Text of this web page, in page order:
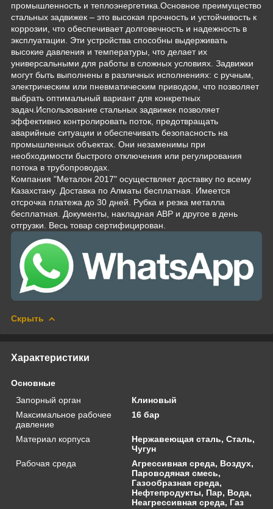
промышленность и теплоэнергетика.Основное преимущество
стальных задвижек – это высокая прочность и устойчивость к
коррозии, что обеспечивает долговечность и надежность в
эксплуатации. Эти устройства способны выдерживать
высокие давления и температуры, что делает их
универсальными для работы в сложных условиях. Задвижки
могут быть выполнены в различных исполнениях: с ручным,
электрическим или пневматическим приводом, что позволяет
выбрать оптимальный вариант для конкретных
задач.Использование стальных задвижек позволяет
эффективно контролировать поток, предотвращать
аварийные ситуации и обеспечивать безопасность на
промышленных объектах. Они незаменимы при
необходимости быстрого отключения или регулирования
потока в трубопроводах.
Компания "Металон 2017" осуществляет доставку по всему
Казахстану. Доставка по Алматы бесплатная. Имеется
отсрочка платежа до 30 дней. Рубка и резка металла
бесплатная. Документы, накладная АВР и другое в день
отгрузки. Весь товар сертифицирован.
Скрыть
Характеристики
Основные
Запорный орган
Клиновый
Максимальное рабочее
давление
16 бар
Материал корпуса
Нержавеющая сталь, Сталь,
Чугун
Рабочая среда
Агрессивная среда, Воздух,
Пароводяная смесь,
Газообразная среда,
Нефтепродукты, Пар, Вода,
Неагрессивная среда, Газ